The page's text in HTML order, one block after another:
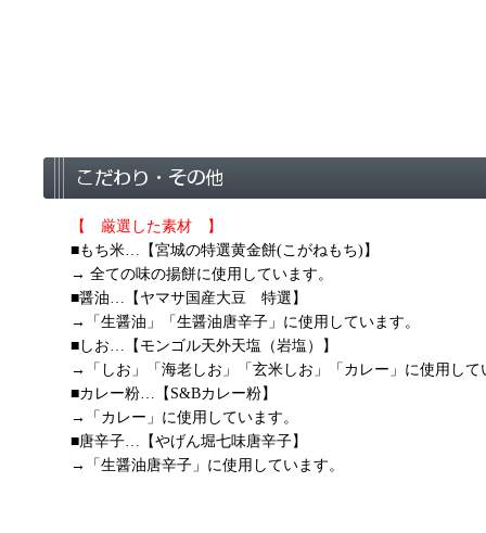
【 厳選した素材 】
■もち米…【宮城の特選黄金餅(こがねもち)】
→ 全ての味の揚餅に使用しています。
■醤油…【ヤマサ国産大豆 特選】
→「生醤油」「生醤油唐辛子」に使用しています。
■しお…【モンゴル天外天塩（岩塩）】
→「しお」「海老しお」「玄米しお」「カレー」に使用して
■カレー粉…【S&Bカレー粉】
→「カレー」に使用しています。
■唐辛子…【やげん堀七味唐辛子】
→「生醤油唐辛子」に使用しています。